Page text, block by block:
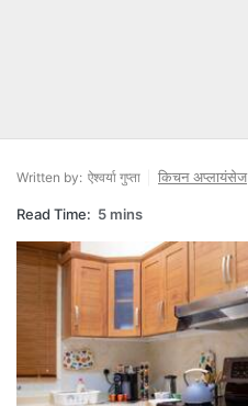
Written by: ऐश्वर्या गुप्ता किचन अप्लायंसेज
Read Time: 5 mins